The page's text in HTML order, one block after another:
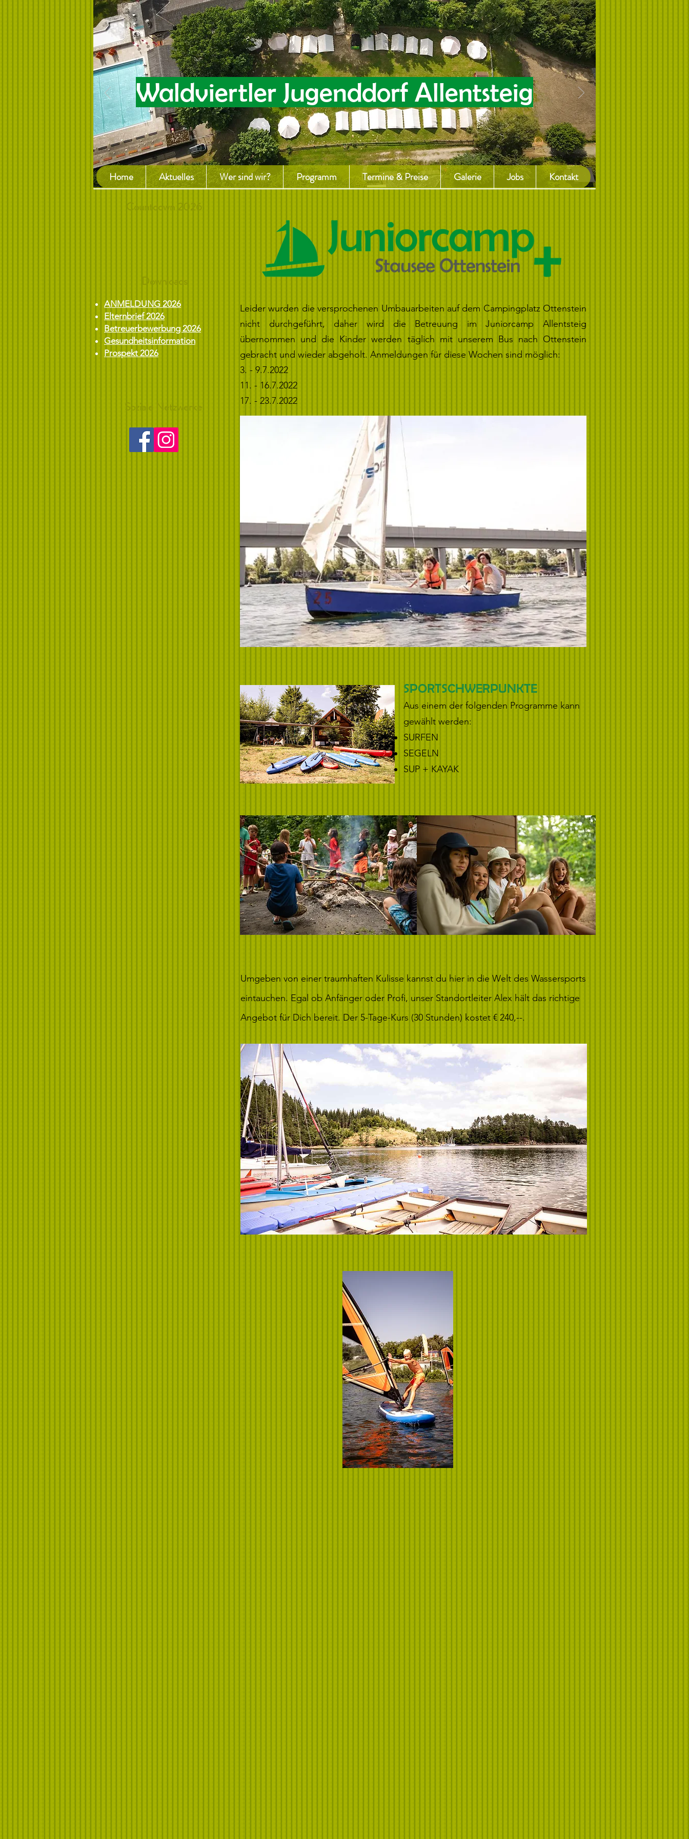
Waldviertler Jugenddorf Allentsteig
Home Aktuelles Wer sind wir? Programm Termine & Preise Galerie Jobs Kontakt
Soziale Netzwerke
Leider wurden die versprochenen Umbauarbeiten auf dem Campingplatz Ottenstein
nicht durchgeführt, daher wird die Betreuung im Juniorcamp Allentsteig
übernommen und die Kinder werden täglich mit unserem Bus nach Ottenstein
gebracht und wieder abgeholt. Anmeldungen für diese Wochen sind möglich:
3. - 9.7.2022
11. - 16.7.2022
17. - 23.7.2022
SPORTSCHWERPUNKTE
Aus einem der folgenden Programme kann
gewählt werden:​
SURFEN
SEGELN
SUP + KAYAK
Umgeben von einer traumhaften Kulisse kannst du hier in die Welt des Wassersports
eintauchen. Egal ob Anfänger oder Profi, unser Standortleiter Alex hält das richtige
Angebot für Dich bereit. Der 5-Tage-Kurs (30 Stunden) kostet € 240,--.
Downloads
ANMELDUNG 2026
Elternbrief 2026
Betreuerbewerbung 2026
Gesundheitsinformation
Prospekt 2026
Countdown 2026